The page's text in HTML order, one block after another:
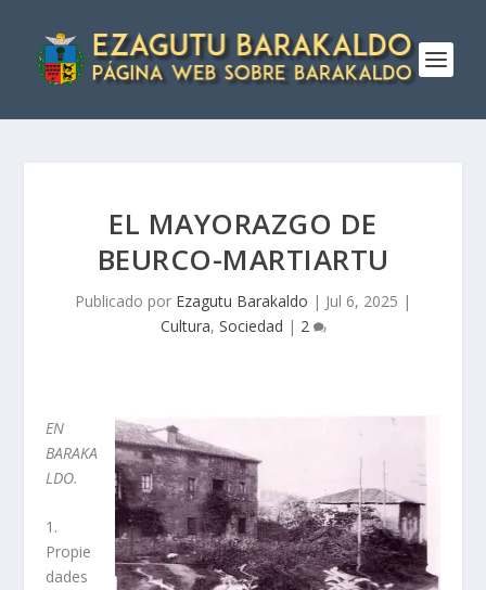
EL MAYORAZGO DE
BEURCO-MARTIARTU
Publicado por Ezagutu Barakaldo | Jul 6, 2025 |
Cultura, Sociedad | 2
EN
BARAKA
LDO.
1.
Propie
dades